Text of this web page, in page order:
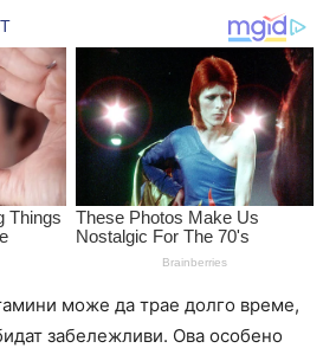
може да трае долго време,
забележливи. Ова особено